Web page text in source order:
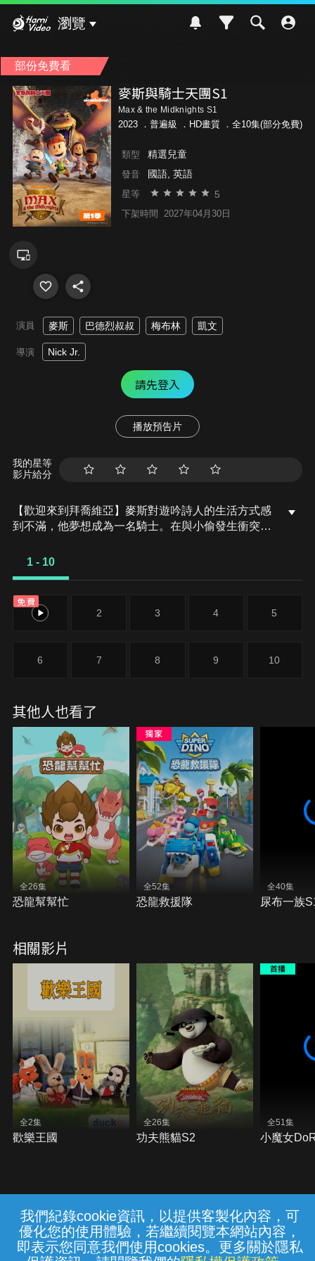
我們紀錄cookie資訊，以提供客製化內容，可
優化您的使用體驗，若繼續閱覽本網站內容，
即表示您同意我們使用cookies。更多關於隱私
瀏覽
部份免費看
麥斯與騎士天團S1
Max & the Midknights S1
2023 ． 普遍級 ．HD畫質 ．全10集(部分免費)
類型 精選兒童
發音 國語, 英語
星等 5
下架時間 2027年04月30日
演員 麥斯 巴德烈叔叔 梅布林 凱文
導演 Nick Jr.
請先登入
播放預告片
我的星等
影片給分
【歡迎來到拜喬維亞】麥斯對遊吟詩人的生活方式感
到不滿，他夢想成為一名騎士。在與小偷發生衝突
們到達時，這裡並不像大叔記憶中的那樣。
1 - 10
免費
1 2 3 4 5
6 7 8 9 10
其他人也看了
全26集
恐龍幫幫忙
全52集
恐龍救援隊
全40集
尿布一族
相關影片
全2集
歡樂王國
全26集
功夫熊貓S2
全51集
小魔女
常見問題 線上客服 服務條款 隱私權保護
{{notifyMsg}}